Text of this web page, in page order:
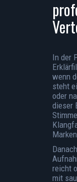
In der
wenn
steht
oder
dieser
reicht
mit